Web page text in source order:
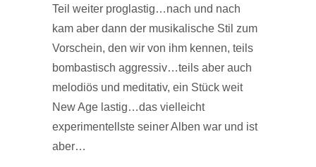
Teil weiter proglastig…nach und nach
kam aber dann der musikalische Stil zum
Vorschein, den wir von ihm kennen, teils
bombastisch aggressiv…teils aber auch
melodiös und meditativ, ein Stück weit
New Age lastig…das vielleicht
experimentellste seiner Alben war und ist
aber…